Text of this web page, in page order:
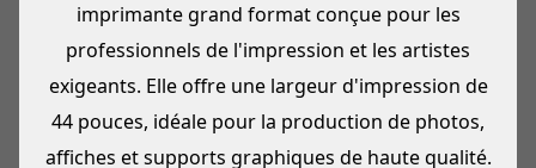
imprimante grand format conçue pour les
professionnels de l'impression et les artistes
exigeants. Elle offre une largeur d'impression de
44 pouces, idéale pour la production de photos,
affiches et supports graphiques de haute qualité.